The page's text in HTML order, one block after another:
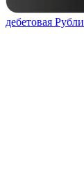
дебетовая Рубли